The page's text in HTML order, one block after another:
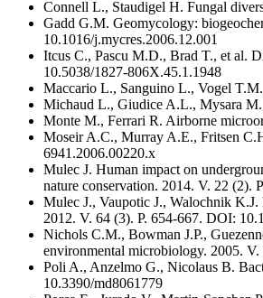
Connell L., Staudigel H. Fungal
Gadd G.M. Geomycology:
10.1016/j.mycres.2006.12.001
Itcus C., Pascu M.D., Brad T., et al.
10.5038/1827-806X.45.1.1948
Maccario L., Sanguino L., Vogel
Michaud L., Giudice A.L., Mysara
Monte M., Ferrari R. Airborne
Moseir A.C., Murray A.E., Fritsen
6941.2006.00220.x
Mulec J. Human impact on
nature conservation. 2014. V. 22 (2).
Mulec J., Vaupotic J., Walochnik
2012. V. 64 (3). Р. 654-667. DOI:
Nichols C.M., Bowman J.P.,
environmental microbiology. 2005.
Poli A., Anzelmo G., Nicolaus B.
10.3390/md8061779